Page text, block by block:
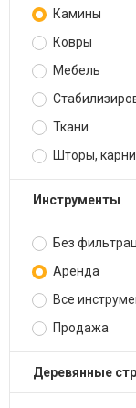
Камины
Ковры
Мебель
Ткани
Шторы,
Инструменты
Без
Аренда
Все
Продажа
Деревянные